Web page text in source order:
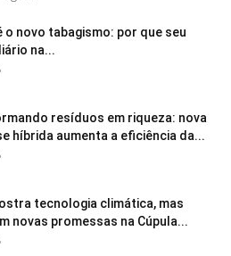
o novo tabagismo: por que seu
na...
resíduos em riqueza: nova
híbrida aumenta a eficiência da...
tecnologia climática, mas
novas promessas na Cúpula...